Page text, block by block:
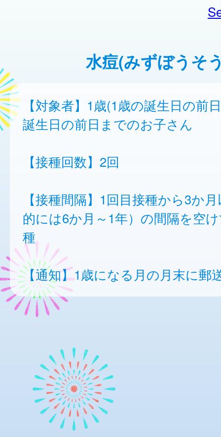
水痘(みずぼうそ
【対象者】1歳(1歳の誕生日の前
誕生日の前日までのお子さん
【接種回数】2回
【接種間隔】1回目接種から3か
的には6か月～1年）の間隔を空
種
【通知】1歳になる月の月末に郵